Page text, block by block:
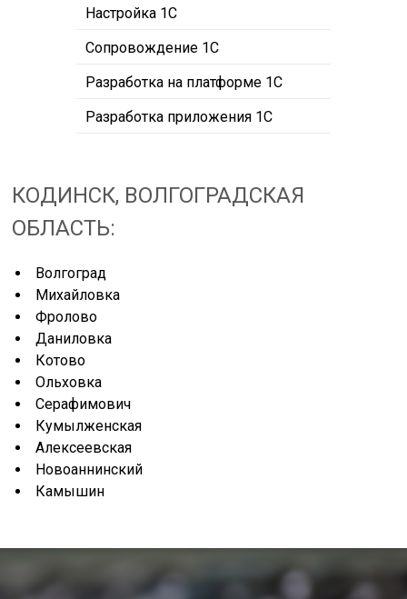
Настройка 1С
Сопровождение 1С
Разработка на платформе 1С
Разработка приложения 1С
КОДИНСК, ВОЛГОГРАДСКАЯ
ОБЛАСТЬ:
Волгоград
Михайловка
Фролово
Даниловка
Котово
Ольховка
Серафимович
Кумылженская
Алексеевская
Новоаннинский
Камышин